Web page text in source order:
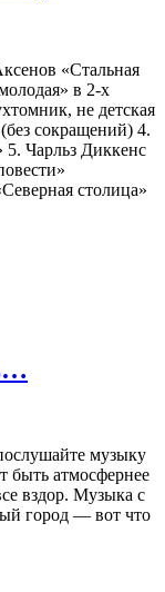
«Стальная
в 2-х
не детская
сокращений) 4.
Чарльз Диккенс
столица»
музыку
атмосфернее
вздор. Музыка с
город — вот что